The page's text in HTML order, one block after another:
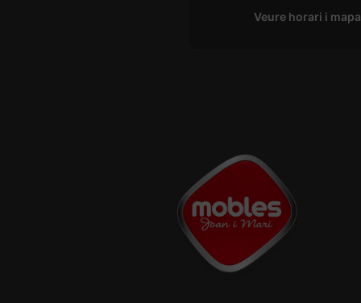
Veure horari i mapa